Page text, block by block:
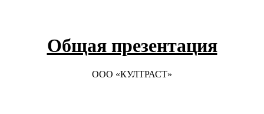
Общая презентация
ООО «КУЛТРАСТ»